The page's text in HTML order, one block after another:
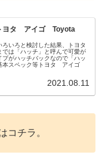
ヨタ アイゴ Toyota
いろと検討した結果、トヨタ
は「ハッチ」と呼んで可愛が
がハッチバックなので「ハッ
スペック等トヨタ アイゴ
2021.08.11
コチラ。